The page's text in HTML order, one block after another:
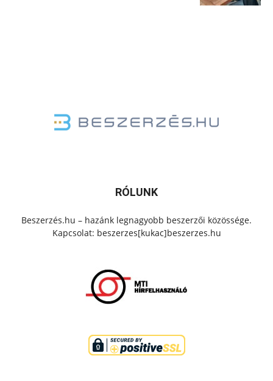
RÓLUNK
Beszerzés.hu – hazánk legnagyobb beszerzői közössége.
Kapcsolat: beszerzes[kukac]beszerzes.hu